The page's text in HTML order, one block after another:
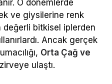
O dönemlerde
ve giysilerine renk
değerli bitkisel iplerden
Ancak gerçek
Orta Çağ ve
zirveye ulaştı.